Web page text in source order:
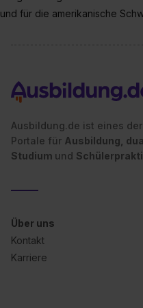
und für die ame­ri­ka­ni­sche
Ausbildung.de ist eines
Portale für Ausbildung,
Studium und
Über uns
Kontakt
Karriere